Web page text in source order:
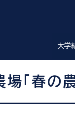
大学
「春の